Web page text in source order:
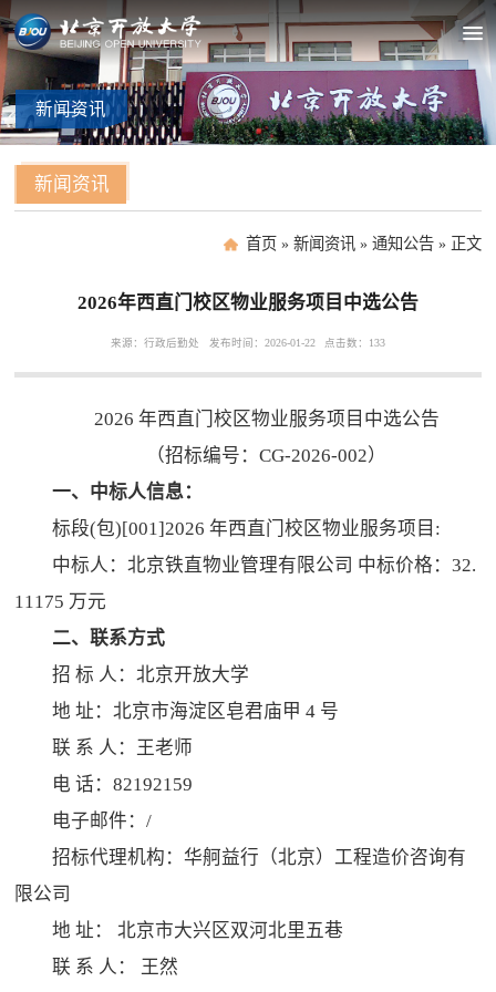
新闻资讯
新闻资讯
首页 » 新闻资讯» 通知公告» 正文
2026年西直门校区物业服务项目中选公告
来源：行政后勤处 发布时间：2026-01-22 点击数： 133
2026 年西直门校区物业服务项目中选公告
（招标编号：CG-2026-002）
一、中标人信息：
标段(包)[001]2026 年西直门校区物业服务项目:
中标人：北京铁直物业管理有限公司 中标价格：32.
11175 万元
二、联系方式
招 标 人：北京开放大学
地 址：北京市海淀区皂君庙甲 4 号
联 系 人：王老师
电 话：82192159
电子邮件：/
招标代理机构：华舸益行（北京）工程造价咨询有
限公司
地 址： 北京市大兴区双河北里五巷
联 系 人： 王然